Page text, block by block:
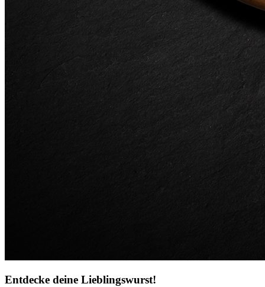
Entdecke deine Lieblingswurst!